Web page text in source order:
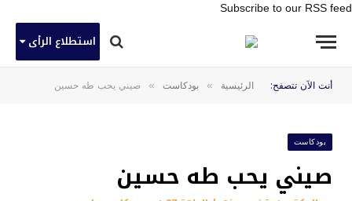
Subscribe to our RSS feed
استطلاع الرأى
أنت الآن تتصفح: الرئيسية » بودكاست » صيني يحب طه حسين
بودكاست
صيني يحب طه حسين